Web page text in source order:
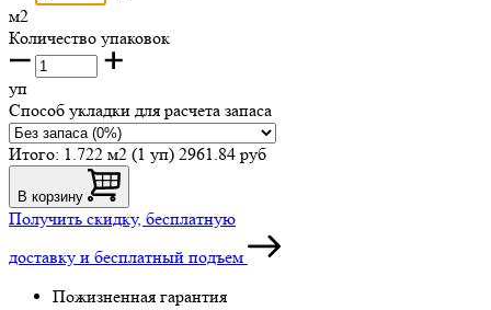
м2
Количество упаковок
уп
Способ укладки для расчета запаса
Итого: 1.722 м2 (1 уп) 2961.84 руб
В корзину
Получить скидку, бесплатную
доставку и бесплатный подъем
Пожизненная гарантия